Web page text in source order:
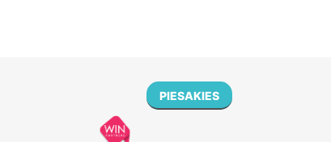
PIESAKIES